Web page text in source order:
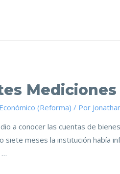
Mediciones
(Reforma) / Por
a conocer las cuentas de
siete meses la institución había
…